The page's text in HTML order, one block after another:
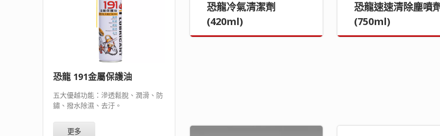
恐龍 191金屬保護油
五大優越功能：滲透鬆脫、潤滑、防
鏽、撥水除濕、去汙。
更多
恐龍冷氣清潔劑
(420ml)
恐龍速速清除塵噴
(750ml)